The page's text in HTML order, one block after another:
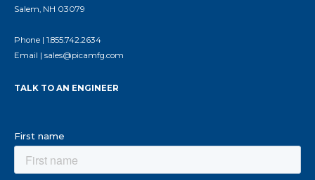
Salem, NH 03079
Phone | 1.855.742.2634
Email | sales@picamfg.com
TALK TO AN ENGINEER